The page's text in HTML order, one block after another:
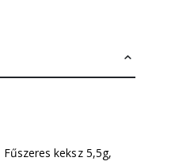
Fűszeres keksz 5,5g,